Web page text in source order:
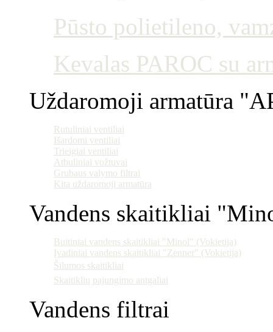
Pūsto polietileno,
Kevalas PAROC su
Uždaromoji armatūra
Rutuliniai ventiliai
Išardomi ventiliai
Trieigiai ventiliai
Atbuliniai vožtuvai
Grubaus valymo filtrai
Kita uždaromoji armatūra
Vandens skaitikliai
Buitiniai vandens skaitikliai "Minol" (Vokietija)
Įvadiniai vandens skaitikliai "Zenner" (Vokietija)
Šilumos skaitikliai
Skaitiklių pajungimo antgaliai
Vandens filtrai